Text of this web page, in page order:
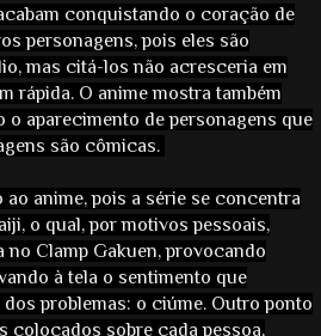
conquistando o coração de
personagens, pois eles são
mas citá-los não acresceria em
rápida. O anime mostra também
aparecimento de personagens que
são cômicas.
anime, pois a série se concentra
o qual, por motivos pessoais,
Clamp Gakuen, provocando
à tela o sentimento que
problemas: o ciúme. Outro ponto
colocados sobre cada pessoa,